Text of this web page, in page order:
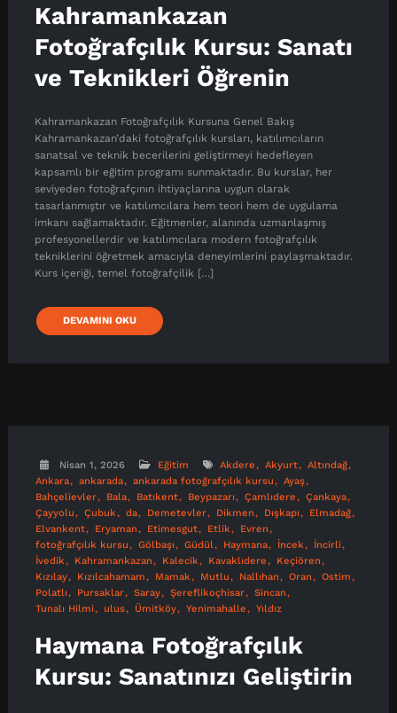
Kahramankazan
Fotoğrafçılık Kursu: Sanatı
ve Teknikleri Öğrenin
Kahramankazan Fotoğrafçılık Kursuna Genel Bakış
Kahramankazan’daki fotoğrafçılık kursları, katılımcıların
sanatsal ve teknik becerilerini geliştirmeyi hedefleyen
kapsamlı bir eğitim programı sunmaktadır. Bu kurslar, her
seviyeden fotoğrafçının ihtiyaçlarına uygun olarak
tasarlanmıştır ve katılımcılara hem teori hem de uygulama
imkanı sağlamaktadır. Eğitmenler, alanında uzmanlaşmış
profesyonellerdir ve katılımcılara modern fotoğrafçılık
tekniklerini öğretmek amacıyla deneyimlerini paylaşmaktadır.
Kurs içeriği, temel fotoğrafçilik […]
DEVAMINI OKU
Nisan 1, 2026 Eğitim Akdere Akyurt
Altındağ
Ankara
ankarada ankarada fotoğrafçılık kursu
Ayaş
Bahçelievler
Bala Batıkent Beypazarı Çamlıdere
Çankaya
Çayyolu
Çubuk da Demetevler Dikmen Dışkapı
Elmadağ
Elvankent
Eryaman Etimesgut Etlik
Evren
fotoğrafçılık kursu
Gölbaşı Güdül Haymana İncek
İncirli
İvedik
Kahramankazan Kalecik Kavaklıdere
Keçiören
Kızılay
Kızılcahamam Mamak Mutlu Nallıhan Oran
Ostim
Polatlı
Pursaklar Saray Şereflikoçhisar
Sincan
Tunalı Hilmi
ulus Ümitköy Yenimahalle Yıldız
Haymana Fotoğrafçılık
Kursu: Sanatınızı Geliştirin